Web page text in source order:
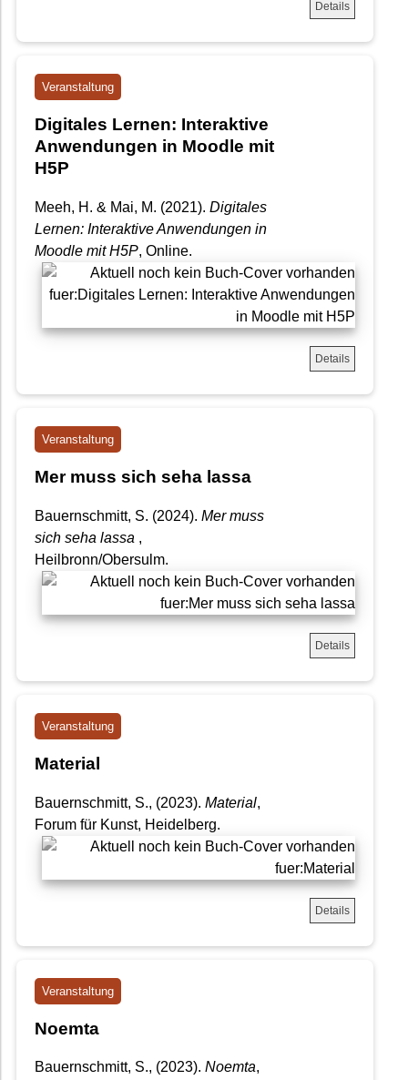
Details
Veranstaltung
Digitales Lernen: Interaktive
Anwendungen in Moodle mit
H5P
Meeh, H. & Mai, M. (2021). Digitales
Lernen: Interaktive Anwendungen in
Moodle mit H5P, Online.
Details
Veranstaltung
Mer muss sich seha lassa
Bauernschmitt, S. (2024). Mer muss
sich seha lassa ,
Heilbronn/Obersulm.
Details
Veranstaltung
Material
Bauernschmitt, S., (2023). Material,
Forum für Kunst, Heidelberg.
Details
Veranstaltung
Noemta
Bauernschmitt, S., (2023). Noemta,